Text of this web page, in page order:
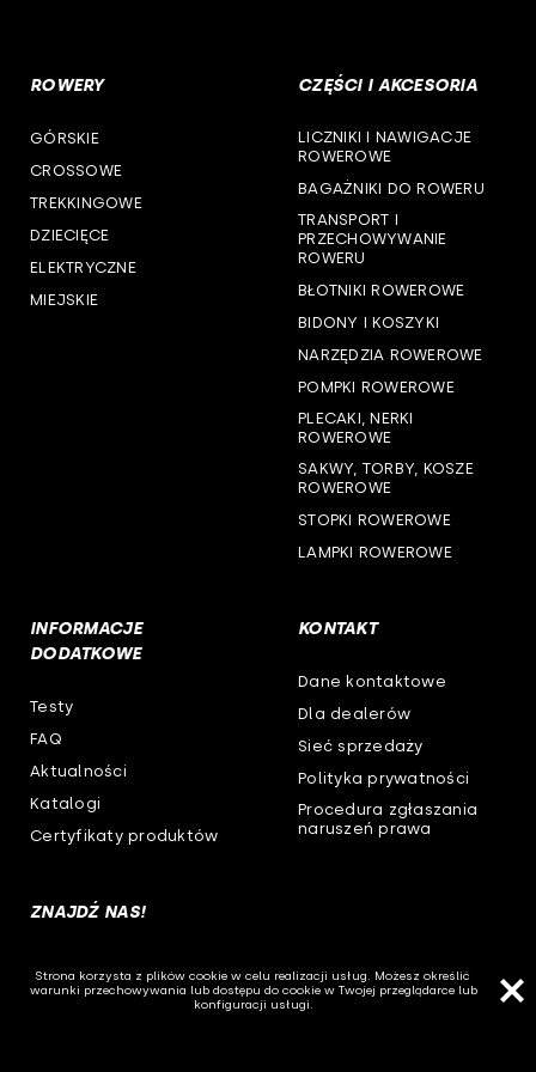
woj. podlaskie
woj. pomorskie
woj. śląskie
woj. warmińsko-mazurskie
ROWERY
GÓRSKIE
CROSSOWE
TREKKINGOWE
DZIECIĘCE
ELEKTRYCZNE
MIEJSKIE
CZĘŚCI I AKCESORIA
LICZNIKI I NAWIGACJE
ROWEROWE
BAGAŻNIKI DO ROWERU
TRANSPORT I
PRZECHOWYWANIE
ROWERU
BŁOTNIKI ROWEROWE
BIDONY I KOSZYKI
NARZĘDZIA ROWEROWE
POMPKI ROWEROWE
PLECAKI, NERKI
ROWEROWE
SAKWY, TORBY, KOSZE
ROWEROWE
STOPKI ROWEROWE
LAMPKI ROWEROWE
INFORMACJE
DODATKOWE
Testy
FAQ
Aktualności
Katalogi
Certyfikaty produktów
KONTAKT
Dane kontaktowe
Dla dealerów
Sieć sprzedaży
Polityka prywatności
Procedura zgłaszania
naruszeń prawa
ZNAJDŹ NAS!
Strona korzysta z plików cookie w celu realizacji usług. Możesz określić
warunki przechowywania lub dostępu do cookie w Twojej przeglądarce lub
konfiguracji usługi.